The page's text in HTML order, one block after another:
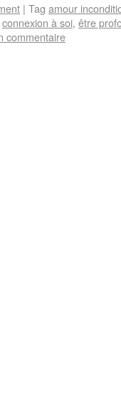
| Tag amour
connexion à soi, être
commentaire